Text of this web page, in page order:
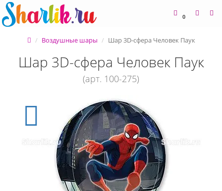
0
Воздушные шары Шар 3D-сфера Человек Паук
Шар 3D-сфера Человек Паук
(арт. 100-275)